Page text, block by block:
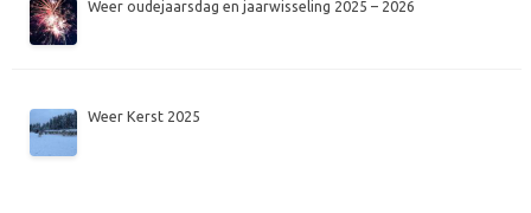
Weer oudejaarsdag en jaarwisseling 2025 – 2026
Weer Kerst 2025